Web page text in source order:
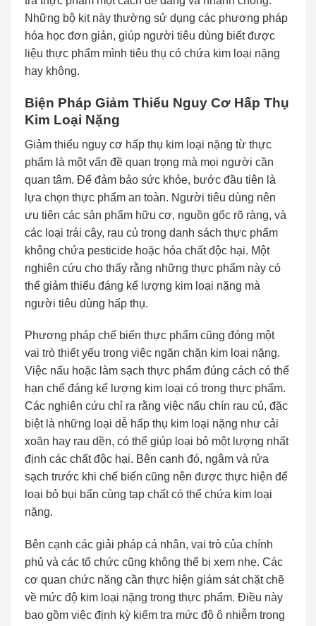
Những bộ kit này thường sử dụng các phương pháp
hóa học đơn giản, giúp người tiêu dùng biết được
liệu thực phẩm mình tiêu thụ có chứa kim loại nặng
hay không.
Biện Pháp Giảm Thiểu Nguy Cơ Hấp Thụ
Kim Loại Nặng
Giảm thiểu nguy cơ hấp thụ kim loại nặng từ thực
phẩm là một vấn đề quan trọng mà mọi người cần
quan tâm. Để đảm bảo sức khỏe, bước đầu tiên là
lựa chọn thực phẩm an toàn. Người tiêu dùng nên
ưu tiên các sản phẩm hữu cơ, nguồn gốc rõ ràng, và
các loại trái cây, rau củ trong danh sách thực phẩm
không chứa pesticide hoặc hóa chất độc hại. Một
nghiên cứu cho thấy rằng những thực phẩm này có
thể giảm thiểu đáng kể lượng kim loại nặng mà
người tiêu dùng hấp thụ.
Phương pháp chế biến thực phẩm cũng đóng một
vai trò thiết yếu trong việc ngăn chặn kim loại nặng.
Việc nấu hoặc làm sạch thực phẩm đúng cách có thể
hạn chế đáng kể lượng kim loại có trong thực phẩm.
Các nghiên cứu chỉ ra rằng việc nấu chín rau củ, đặc
biệt là những loại dễ hấp thụ kim loại nặng như cải
xoăn hay rau dền, có thể giúp loại bỏ một lượng nhất
định các chất độc hại. Bên cạnh đó, ngâm và rửa
sạch trước khi chế biến cũng nên được thực hiện để
loại bỏ bụi bẩn cùng tạp chất có thể chứa kim loại
nặng.
Bên cạnh các giải pháp cá nhân, vai trò của chính
phủ và các tổ chức cũng không thể bị xem nhẹ. Các
cơ quan chức năng cần thực hiện giám sát chặt chẽ
về mức độ kim loại nặng trong thực phẩm. Điều này
bao gồm việc định kỳ kiểm tra mức độ ô nhiễm trong